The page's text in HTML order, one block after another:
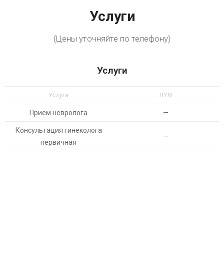
Услуги
(Цены уточняйте по телефону)
Услуги
Услуга BYN
Прием невролога —
Консультация гинеколога
первичная
—